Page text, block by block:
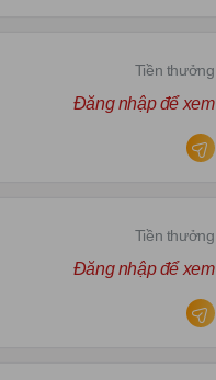
Tiền thưởng
Đăng nhập để xem
Tiền thưởng
Đăng nhập để xem